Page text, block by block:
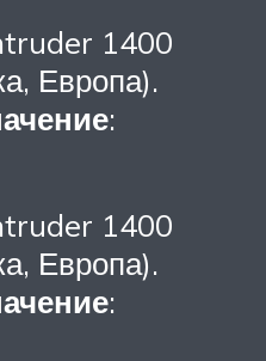
1400
Европа).
:
1400
Европа).
: